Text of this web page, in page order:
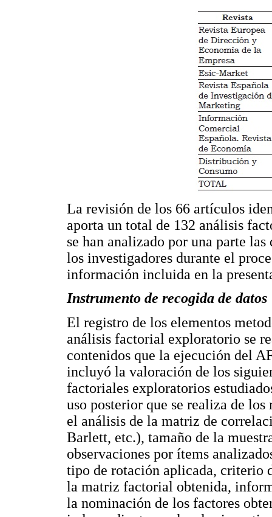
La revisión de los 66 artículos
aporta un total de 132 análisis
se han analizado por una parte
los investigadores durante el
información incluida en la
Instrumento de recogida de datos
El registro de los elementos
análisis factorial exploratorio se
contenidos que la ejecución del
incluyó la valoración de los
factoriales exploratorios
uso posterior que se realiza de
el análisis de la matriz de
Barlett, etc.), tamaño de la
observaciones por ítems
tipo de rotación aplicada, criterio
la matriz factorial obtenida,
la nominación de los factores